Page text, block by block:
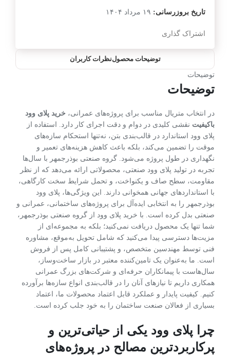
تاریخ بروزرسانی: ۱۹ مرداد ۱۴۰۴
اشتراک گذاری
توضیحات محصولنظرات کاربران
توضیحات
توضیحات
در انتخاب متریال مناسب برای پروژه‌های عمرانی، خرید پلای وود
باکیفیت نقشی کلیدی در دوام و دقت اجرای کار دارد. استفاده از
پلای وود استاندارد در قالب‌بندی بتن، نه‌تنها استحکام سازه‌های
موقت را تضمین می‌کند، بلکه باعث کاهش هزینه‌های تعمیر و
نگهداری در طول پروژه می‌شود. گروه صنعتی بوذرجمهر با سال‌ها
تجربه در تولید پلای وود صنعتی، محصولاتی ارائه می‌دهد که از نظر
مقاومت، سطح صاف و یکنواخت، و تحمل شرایط سخت کارگاهی،
با استانداردهای جهانی همخوانی دارند. این ویژگی‌ها، پلای وود
بوذرجمهر را به انتخابی ایده‌آل برای پروژه‌های ساختمانی، عمرانی و
صنعتی بدل کرده است. با خرید پلای وود از گروه صنعتی بوذرجمهر،
شما تنها یک محصول دریافت نمی‌کنید؛ بلکه به مجموعه‌ای از
مزیت‌ها دسترسی پیدا می‌کنید که شامل تحویل به‌موقع، مشاوره
فنی توسط مهندسین متخصص، و پشتیبانی کامل پس از فروش
است. ما به‌عنوان یک تامین‌کننده معتبر در بازار ساخت‌وساز،
سال‌هاست با پیمانکاران حرفه‌ای و شرکت‌های بزرگ عمرانی
همکاری داریم تا نیازهای آنان را در قالب‌بندی انواع سازه‌ها برآورده
کنیم. کیفیت پایدار و عملکرد قابل اعتماد محصولات ما، اعتماد
بسیاری از فعالان صنعت ساختمان را به خود جلب کرده است.
چرا پلای وود یکی از حیاتی‌ترین و
پرکاربردترین مصالح در پروژه‌های